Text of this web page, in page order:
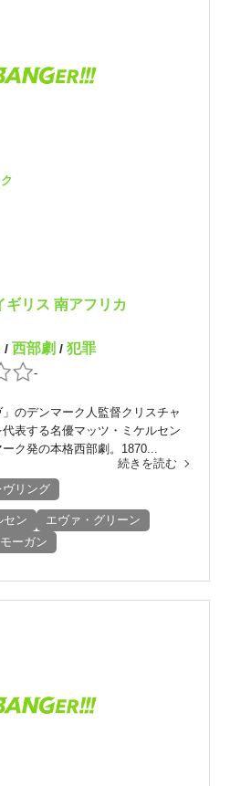
ギリス 南アフリカ
/ 西部劇/犯罪
-
」のデンマーク人監督クリスチャ
表する名優マッツ・ミケルセン
ク発の本格西部劇。1870...
続きを読む
ヴリング
セン
エヴァ・グリーン
ーガン